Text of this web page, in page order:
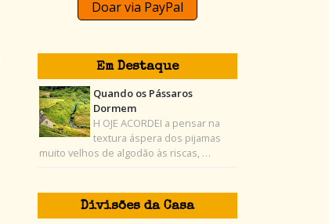
Doar via PayPal
Em Destaque
Quando os Pássaros
Dormem
H OJE ACORDEI a pensar na
textura áspera dos pijamas
muito velhos de algodão às riscas, …
Divisões da Casa